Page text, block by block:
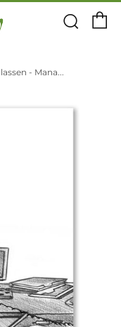
- Mana...